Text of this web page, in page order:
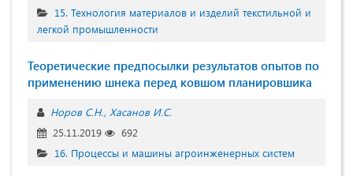
15. Технология материалов и изделий текстильной и
легкой промышленности
Теоретические предпосылки результатов опытов по
применению шнека перед ковшом планировшика
Норов С.Н. Хасанов И.С.
25.11.2019
692
16. Процессы и машины агроинженерных систем